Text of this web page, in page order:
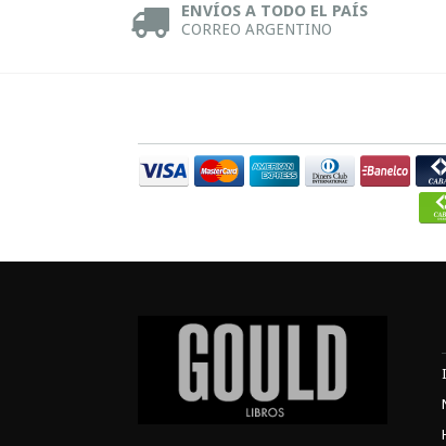
ENVÍOS A TODO EL PAÍS
CORREO ARGENTINO